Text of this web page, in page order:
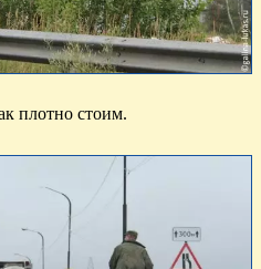
плотно стоим.